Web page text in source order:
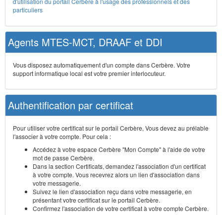
particuliers
Agents MTES-MCT, DRAAF et DDI
Vous disposez automatiquement d'un compte dans Cerbère. Votre
support informatique local est votre premier interlocuteur.
Authentification par certificat
Pour utiliser votre certificat sur le portail Cerbère, Vous devez au prélable
l'associer à votre compte. Pour cela :
Accédez à votre espace Cerbère "Mon Compte" à l'aide de votre
mot de passe Cerbère.
Dans la section Certificats, demandez l'association d'un certificat
à votre compte. Vous recevrez alors un lien d'association dans
votre messagerie.
Suivez le lien d'association reçu dans votre messagerie, en
présentant votre certificat sur le portail Cerbère.
Confirmez l'association de votre certificat à votre compte Cerbère.